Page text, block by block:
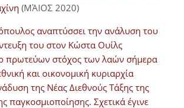
(ΜΆΙΟΣ 2020)
αναπτύσσει την ανάλυση του
του στον Κώστα Ουίλς
ο πρωτεύων στόχος των λαών σήμερα
και οικονομική κυριαρχία
της Νέας Διεθνούς Τάξης της
παγκοσμιοποίησης. Σχετικά έγινε